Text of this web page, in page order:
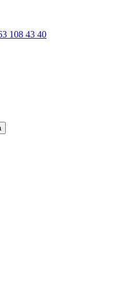
108 43 40